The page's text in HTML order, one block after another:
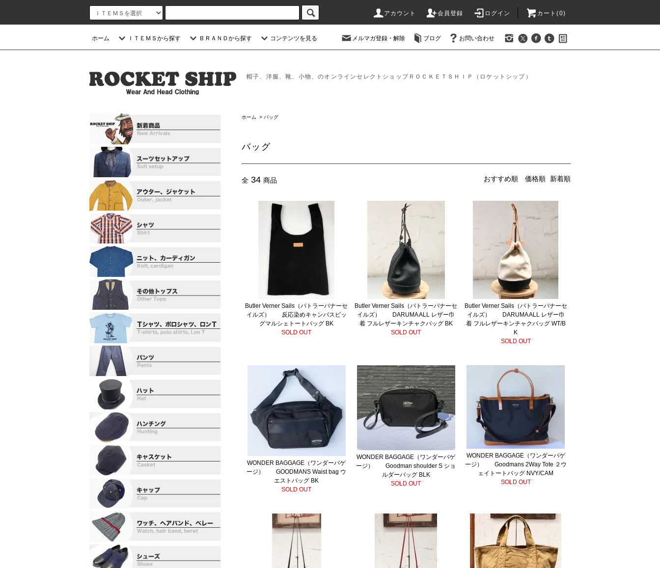
アカウント 会員登録 ログイン カート(0)
ホーム ＩＴＥＭＳから探す ＢＲＡＮＤから探す コンテンツを見る メルマガ登録・解除 ブログ お問い合わせ
帽子、洋服、靴、小物、のオンラインセレクトショップＲＯＣＫＥＴＳＨＩＰ（ロケットシップ）
ホーム > バッグ
バッグ
全 34 商品 おすすめ順 価格順 新着順
Butler Verner Sails（バトラーバナーセ
イルズ） 反応染めキャンバスビッ
グマルシェトートバッグ BK
SOLD OUT
Butler Verner Sails（バトラーバナーセ
イルズ） DARUMA ALL レザー巾
着 フルレザーキンチャクバッグ BK
SOLD OUT
Butler Verner Sails（バトラーバナーセ
イルズ） DARUMA ALL レザー巾
着 フルレザーキンチャクバッグ WT/B
K
SOLD OUT
WONDER BAGGAGE（ワンダーバゲ
ージ） GOODMANS Waist bag ウ
エストバッグ BK
SOLD OUT
WONDER BAGGAGE（ワンダーバゲ
ージ） Goodman shoulder S ショ
ルダーバッグ BLK
SOLD OUT
WONDER BAGGAGE（ワンダーバゲ
ージ） Goodmans 2Way Tote ２ウ
ェイトートバッグ NVY/CAM
SOLD OUT